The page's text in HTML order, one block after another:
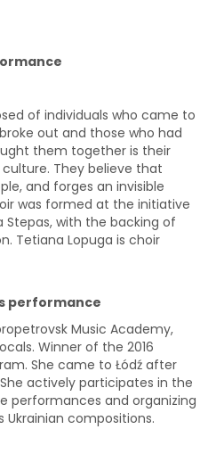
of individuals who came to
out and those who had
them together is their
culture. They believe that
and forges an invisible
was formed at the initiative
Stepas, with the backing of
Tetiana Lopuga is choir
performance
Music Academy,
Winner of the 2016
She came to Łódź after
actively participates in the
performances and organizing
compositions.